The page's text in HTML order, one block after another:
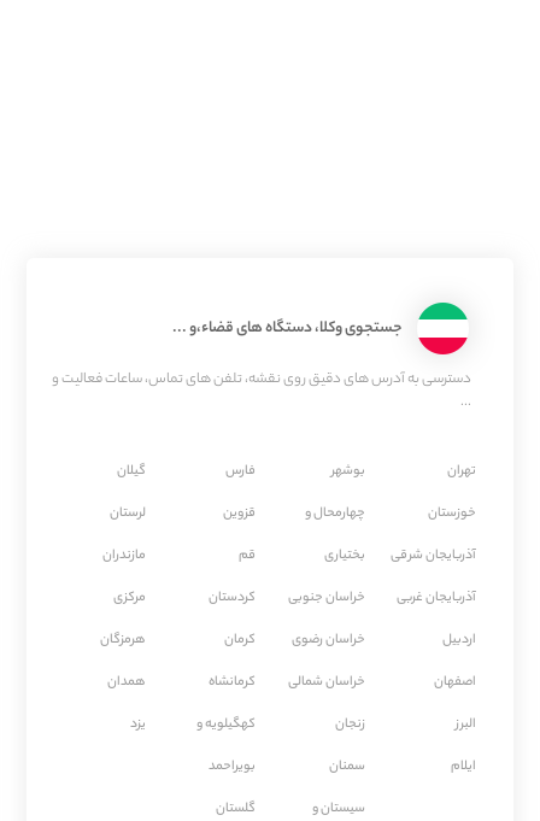
جستجوی وکلا، دستگاه های قضاء،و ...
دسترسی به آدرس های دقیق روی نقشه، تلفن های تماس، ساعات فعالیت و
...
تهران
خوزستان
آذربایجان شرقی
آذربایجان غربی
اردبیل
اصفهان
البرز
ایلام
بوشهر
چهارمحال و
بختیاری
خراسان جنوبی
خراسان رضوی
خراسان شمالی
زنجان
سمنان
سیستان و
فارس
قزوین
قم
كردستان
كرمان
كرمانشاه
کهگیلویه و
بویراحمد
گلستان
گیلان
لرستان
مازندران
مركزی
هرمزگان
همدان
یزد